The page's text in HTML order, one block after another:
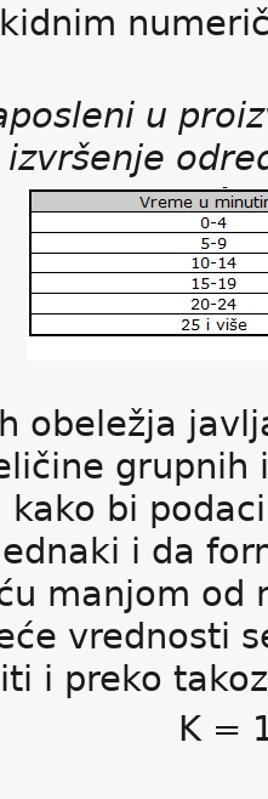
u
izvršenje
obeležja
bi
i da
manjom od
vrednosti
i preko
K =